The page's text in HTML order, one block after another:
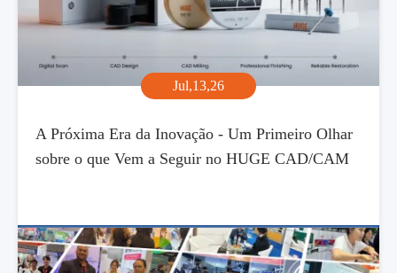
Jul,13,26
A Próxima Era da Inovação - Um Primeiro Olhar
sobre o que Vem a Seguir no HUGE CAD/CAM